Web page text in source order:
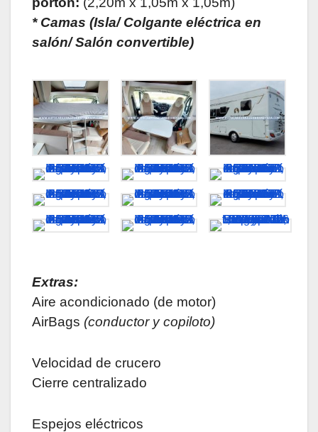
* Camas (Isla/ Colgante eléctrica en
salón/ Salón convertible)
Extras:
Aire acondicionado (de motor)
AirBags (conductor y copiloto)
Velocidad de crucero
Cierre centralizado
Espejos eléctricos